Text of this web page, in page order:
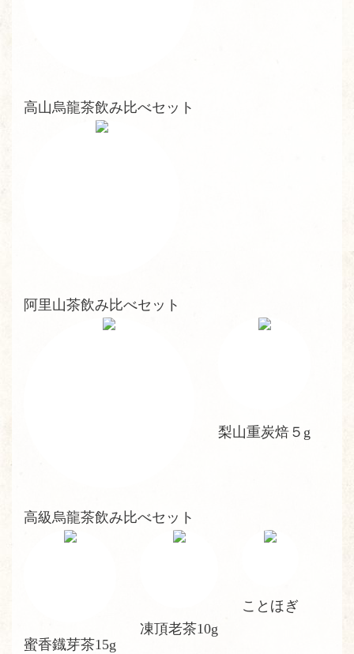
高山烏龍茶飲み比べセット
阿里山茶飲み比べセット
高級烏龍茶飲み比べセット
梨山重炭焙５g
蜜香鐡芽茶15g
凍頂老茶10g
ことほぎ